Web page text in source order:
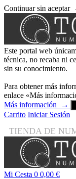
Continuar sin aceptar
Este portal web
técnica, no recaba ni
sin su conocimiento.
Para obtener más
enlace «Más
Más información
→
Carrito Iniciar Sesión
TIENDA DE
Mi Cesta 0 0,00 €